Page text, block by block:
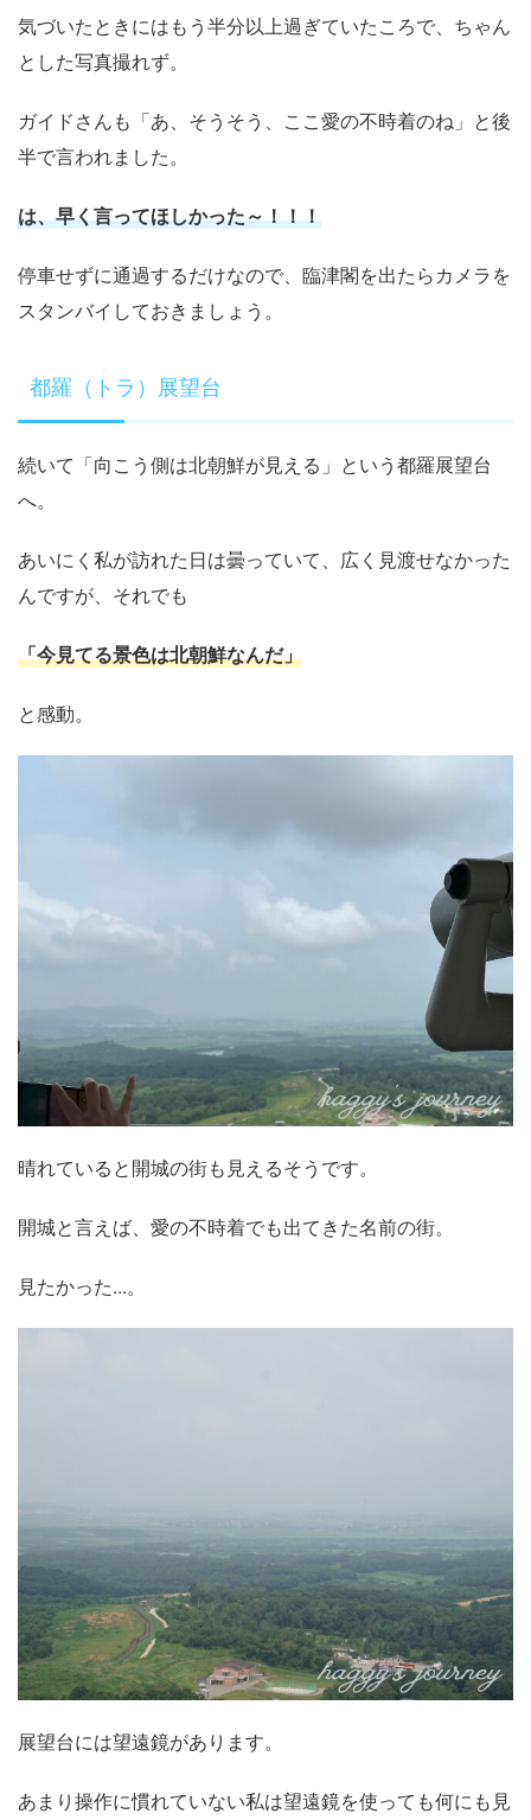
気づいたときにはもう半分以上過ぎていたころで、ちゃん
とした写真撮れず。
ガイドさんも「あ、そうそう、ここ愛の不時着のね」と後
半で言われました。
は、早く言ってほしかった～！！！
停車せずに通過するだけなので、臨津閣を出たらカメラを
スタンバイしておきましょう。
都羅（トラ）展望台
続いて「向こう側は北朝鮮が見える」という都羅展望台
へ。
あいにく私が訪れた日は曇っていて、広く見渡せなかった
んですが、それでも
「今見てる景色は北朝鮮なんだ」
と感動。
晴れていると開城の街も見えるそうです。
開城と言えば、愛の不時着でも出てきた名前の街。
見たかった...。
展望台には望遠鏡があります。
あまり操作に慣れていない私は望遠鏡を使っても何にも見